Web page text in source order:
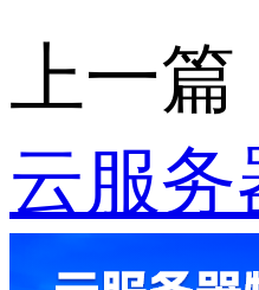
上一篇
云服务